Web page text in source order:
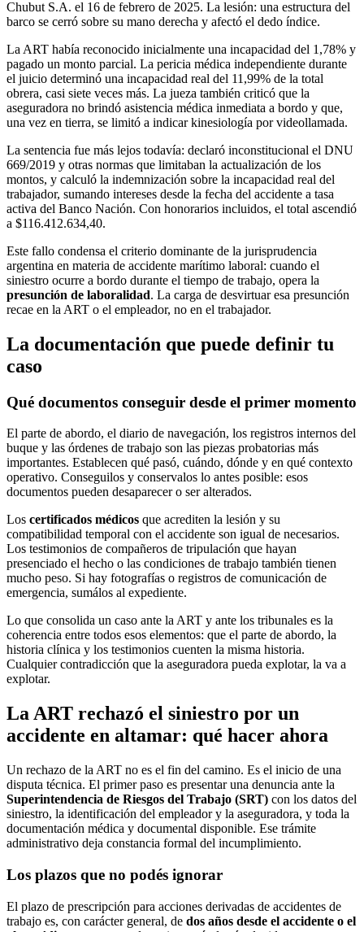
Chubut S.A. el 16 de febrero de 2025. La lesión: una estructura del
barco se cerró sobre su mano derecha y afectó el dedo índice.
La ART había reconocido inicialmente una incapacidad del 1,78% y
pagado un monto parcial. La pericia médica independiente durante
el juicio determinó una incapacidad real del 11,99% de la total
obrera, casi siete veces más. La jueza también criticó que la
aseguradora no brindó asistencia médica inmediata a bordo y que,
una vez en tierra, se limitó a indicar kinesiología por videollamada.
La sentencia fue más lejos todavía: declaró inconstitucional el DNU
669/2019 y otras normas que limitaban la actualización de los
montos, y calculó la indemnización sobre la incapacidad real del
trabajador, sumando intereses desde la fecha del accidente a tasa
activa del Banco Nación. Con honorarios incluidos, el total ascendió
a $116.412.634,40.
Este fallo condensa el criterio dominante de la jurisprudencia
argentina en materia de accidente marítimo laboral: cuando el
siniestro ocurre a bordo durante el tiempo de trabajo, opera la
presunción de laboralidad. La carga de desvirtuar esa presunción
recae en la ART o el empleador, no en el trabajador.
La documentación que puede definir tu
caso
Qué documentos conseguir desde el primer momento
El parte de abordo, el diario de navegación, los registros internos del
buque y las órdenes de trabajo son las piezas probatorias más
importantes. Establecen qué pasó, cuándo, dónde y en qué contexto
operativo. Conseguilos y conservalos lo antes posible: esos
documentos pueden desaparecer o ser alterados.
Los certificados médicos que acrediten la lesión y su
compatibilidad temporal con el accidente son igual de necesarios.
Los testimonios de compañeros de tripulación que hayan
presenciado el hecho o las condiciones de trabajo también tienen
mucho peso. Si hay fotografías o registros de comunicación de
emergencia, sumálos al expediente.
Lo que consolida un caso ante la ART y ante los tribunales es la
coherencia entre todos esos elementos: que el parte de abordo, la
historia clínica y los testimonios cuenten la misma historia.
Cualquier contradicción que la aseguradora pueda explotar, la va a
explotar.
La ART rechazó el siniestro por un
accidente en altamar: qué hacer ahora
Un rechazo de la ART no es el fin del camino. Es el inicio de una
disputa técnica. El primer paso es presentar una denuncia ante la
Superintendencia de Riesgos del Trabajo (SRT) con los datos del
siniestro, la identificación del empleador y la aseguradora, y toda la
documentación médica y documental disponible. Ese trámite
administrativo deja constancia formal del incumplimiento.
Los plazos que no podés ignorar
El plazo de prescripción para acciones derivadas de accidentes de
trabajo es, con carácter general, de dos años desde el accidente o el